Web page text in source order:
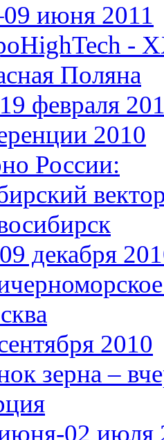
июня 2011
-
Поляна
февраля
2010
России:
декабря
2010
зерна –
02 июля